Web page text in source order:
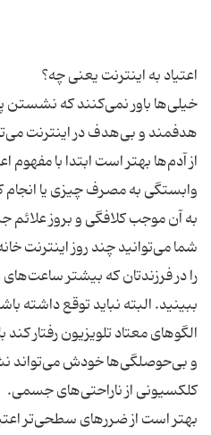
خیلی‌ها باور نمی‌کنند که نشستن
هدفمند و بی‌هدف در اینترنت
از آدم‌ها بهتر است ابتدا با مفهوم
وابستگی به مصرف چیزی یا
به آن موجب کلافگی و بروز علائم
شما می‌توانید چند روز اینترنت
را در فرزندتان که بیشتر
ببینید. البته نباید توقع داشته
الگوهای معتاد تلویزیون رفتار
بهتر است از ضررهای سطحی‌تر